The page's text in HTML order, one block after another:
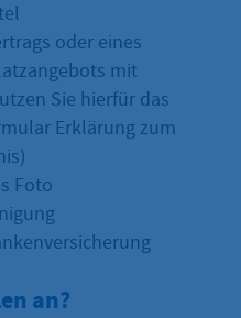
oder eines
mit
Sie hierfür das
Erklärung zum
Foto
an?